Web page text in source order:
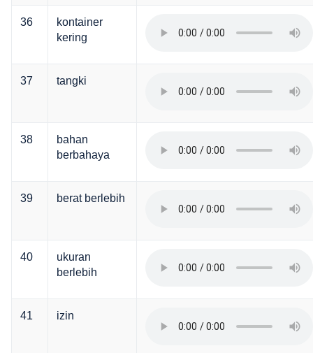
36
kontainer
kering
37 tangki
38
bahan
berbahaya
39 berat berlebih
40
ukuran
berlebih
41 izin